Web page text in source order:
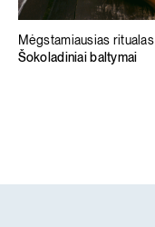
Mėgstamiausias ritualas
Šokoladiniai baltymai